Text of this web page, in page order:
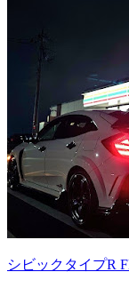
シビックタイプR